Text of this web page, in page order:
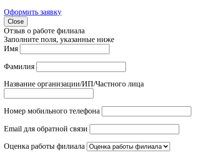
Оформить заявку
Close
Отзыв о работе филиала
Заполните поля, указанные ниже
Имя
Фамилия
Название организации/ИП/Частного лица
Номер мобильного телефона
Email для обратной связи
Оценка работы филиала